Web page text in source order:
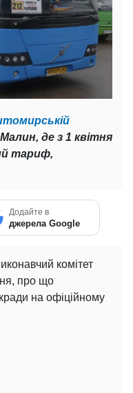
де з 1 квітня
тариф,
Додайте в
джерела Google
комітет
про що
на офіційному